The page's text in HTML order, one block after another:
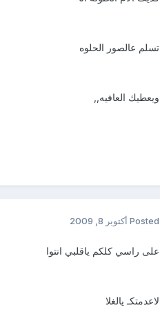
تسلم عالصور الحلوه
ويعطيك العافيه,,
Posted أكتوبر 8, 2009
على راسي كلكم ياقلبي انتوا
لاعدمتكـ يالغلا